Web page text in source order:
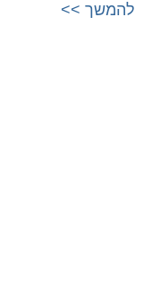
להמשך >>